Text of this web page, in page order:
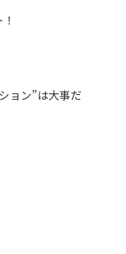
ョン”は大事だ